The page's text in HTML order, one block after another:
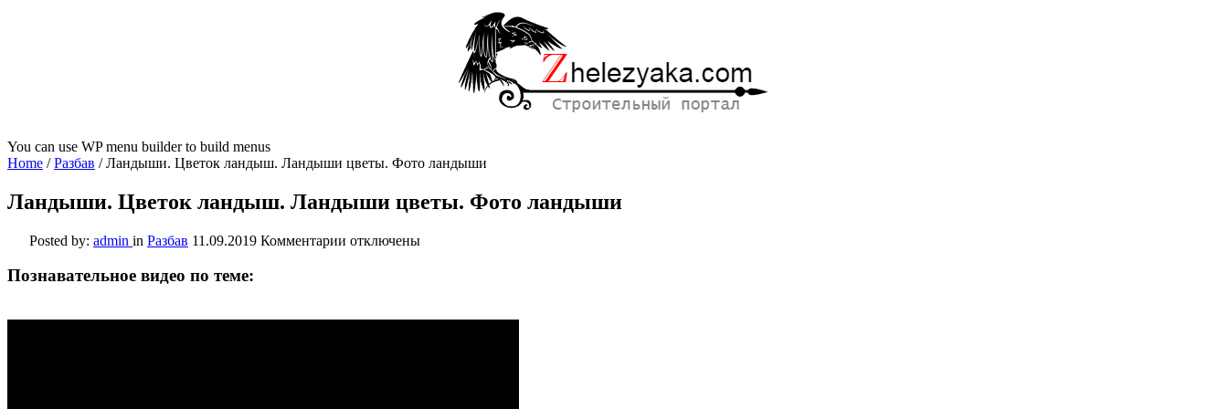
You can use WP menu builder to build menus
Home /Разбав /Ландыши. Цветок ландыш. Ландыши цветы. Фото ландыши
Ландыши. Цветок ландыш. Ландыши цветы. Фото ландыши
Posted by: admin in Разбав 11.09.2019 Комментарии
к
Ландыши
отключены
Познавательное видео по теме: